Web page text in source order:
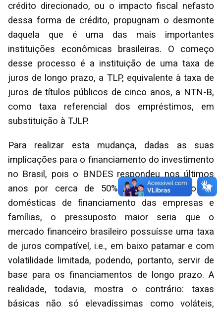
crédito direcionado, ou o impacto fiscal nefasto
dessa forma de crédito, propugnam o desmonte
daquela que é uma das mais importantes
instituições econômicas brasileiras. O começo
desse processo é a instituição de uma taxa de
juros de longo prazo, a TLP, equivalente à taxa de
juros de títulos públicos de cinco anos, a NTN-B,
como taxa referencial dos empréstimos, em
substituição à TJLP.
Para realizar esta mudança, dadas as suas
implicações para o financiamento do investimento
no Brasil, pois o BNDES respondeu nos últimos
anos por cerca de 50% de todas as fontes
domésticas de financiamento das empresas e
famílias, o pressuposto maior seria que o
mercado financeiro brasileiro possuísse uma taxa
de juros compatível, i.e., em baixo patamar e com
volatilidade limitada, podendo, portanto, servir de
base para os financiamentos de longo prazo. A
realidade, todavia, mostra o contrário: taxas
básicas não só elevadíssimas como voláteis,